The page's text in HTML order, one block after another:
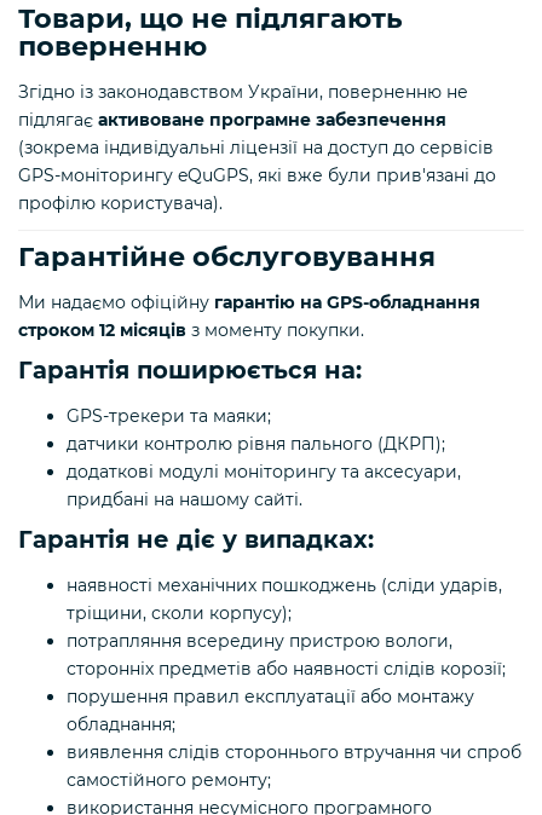
Товари, що не підлягають
поверненню
Згідно із законодавством України, поверненню не
підлягає активоване програмне забезпечення
(зокрема індивідуальні ліцензії на доступ до сервісів
GPS-моніторингу eQuGPS, які вже були прив'язані до
профілю користувача).
Гарантійне обслуговування
Ми надаємо офіційну гарантію на GPS-обладнання
строком 12 місяців з моменту покупки.
Гарантія поширюється на:
GPS-трекери та маяки;
датчики контролю рівня пального (ДКРП);
додаткові модулі моніторингу та аксесуари,
придбані на нашому сайті.
Гарантія не діє у випадках:
наявності механічних пошкоджень (сліди ударів,
тріщини, сколи корпусу);
потрапляння всередину пристрою вологи,
сторонніх предметів або наявності слідів корозії;
порушення правил експлуатації або монтажу
обладнання;
виявлення слідів стороннього втручання чи спроб
самостійного ремонту;
використання несумісного програмного